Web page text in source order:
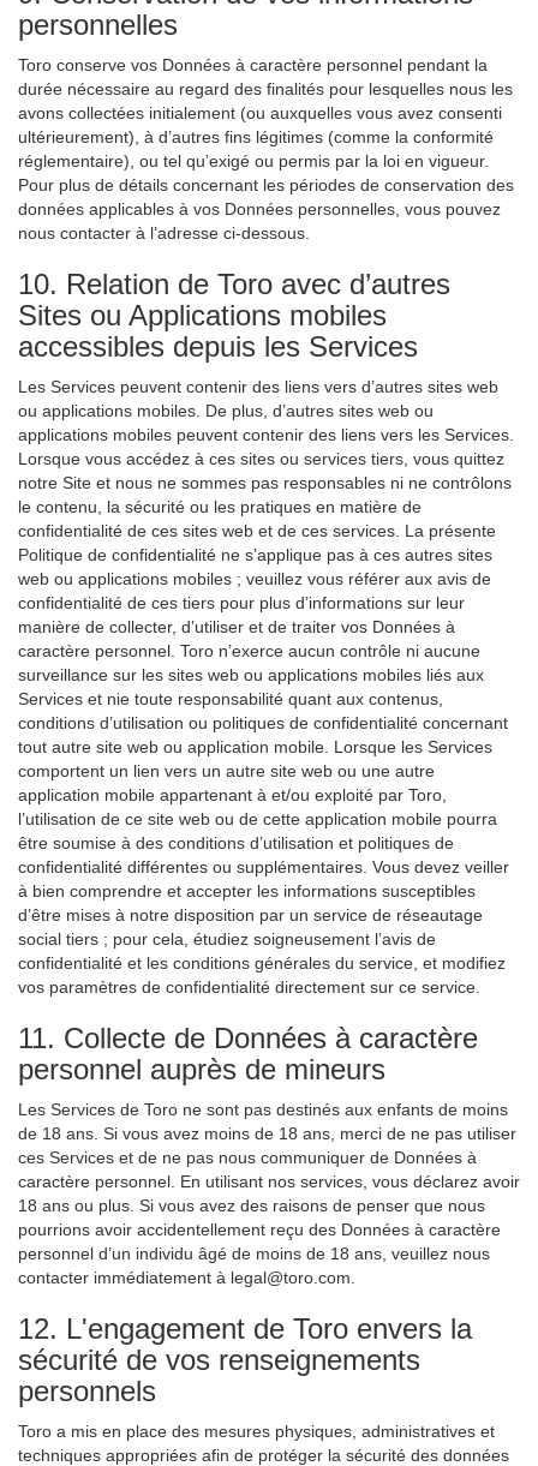
personnelles
Toro conserve vos Données à caractère personnel pendant la
durée nécessaire au regard des finalités pour lesquelles nous les
avons collectées initialement (ou auxquelles vous avez consenti
ultérieurement), à d’autres fins légitimes (comme la conformité
réglementaire), ou tel qu’exigé ou permis par la loi en vigueur.
Pour plus de détails concernant les périodes de conservation des
données applicables à vos Données personnelles, vous pouvez
nous contacter à l’adresse ci-dessous.
10. Relation de Toro avec d’autres
Sites ou Applications mobiles
accessibles depuis les Services
Les Services peuvent contenir des liens vers d’autres sites web
ou applications mobiles. De plus, d’autres sites web ou
applications mobiles peuvent contenir des liens vers les Services.
Lorsque vous accédez à ces sites ou services tiers, vous quittez
notre Site et nous ne sommes pas responsables ni ne contrôlons
le contenu, la sécurité ou les pratiques en matière de
confidentialité de ces sites web et de ces services. La présente
Politique de confidentialité ne s’applique pas à ces autres sites
web ou applications mobiles ; veuillez vous référer aux avis de
confidentialité de ces tiers pour plus d’informations sur leur
manière de collecter, d’utiliser et de traiter vos Données à
caractère personnel. Toro n’exerce aucun contrôle ni aucune
surveillance sur les sites web ou applications mobiles liés aux
Services et nie toute responsabilité quant aux contenus,
conditions d’utilisation ou politiques de confidentialité concernant
tout autre site web ou application mobile. Lorsque les Services
comportent un lien vers un autre site web ou une autre
application mobile appartenant à et/ou exploité par Toro,
l’utilisation de ce site web ou de cette application mobile pourra
être soumise à des conditions d’utilisation et politiques de
confidentialité différentes ou supplémentaires. Vous devez veiller
à bien comprendre et accepter les informations susceptibles
d’être mises à notre disposition par un service de réseautage
social tiers ; pour cela, étudiez soigneusement l’avis de
confidentialité et les conditions générales du service, et modifiez
vos paramètres de confidentialité directement sur ce service.
11. Collecte de Données à caractère
personnel auprès de mineurs
Les Services de Toro ne sont pas destinés aux enfants de moins
de 18 ans. Si vous avez moins de 18 ans, merci de ne pas utiliser
ces Services et de ne pas nous communiquer de Données à
caractère personnel. En utilisant nos services, vous déclarez avoir
18 ans ou plus. Si vous avez des raisons de penser que nous
pourrions avoir accidentellement reçu des Données à caractère
personnel d’un individu âgé de moins de 18 ans, veuillez nous
contacter immédiatement à legal@toro.com.
12. L'engagement de Toro envers la
sécurité de vos renseignements
personnels
Toro a mis en place des mesures physiques, administratives et
techniques appropriées afin de protéger la sécurité des données